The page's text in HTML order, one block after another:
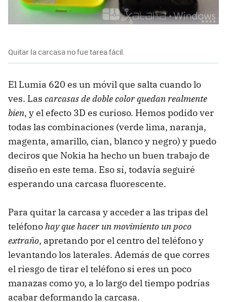
Quitar la carcasa no fue tarea fácil.
El Lumia 620 es un móvil que salta cuando lo
ves. Las carcasas de doble color quedan realmente
bien, y el efecto 3D es curioso. Hemos podido ver
todas las combinaciones (verde lima, naranja,
magenta, amarillo, cian, blanco y negro) y puedo
deciros que Nokia ha hecho un buen trabajo de
diseño en este tema. Eso sí, todavía seguiré
esperando una carcasa fluorescente.
Para quitar la carcasa y acceder a las tripas del
teléfonohay que hacer un movimiento un poco
extraño, apretando por el centro del teléfono y
levantando los laterales. Además de que corres
el riesgo de tirar el teléfono si eres un poco
manazas como yo, a lo largo del tiempo podrías
acabar deformando la carcasa.